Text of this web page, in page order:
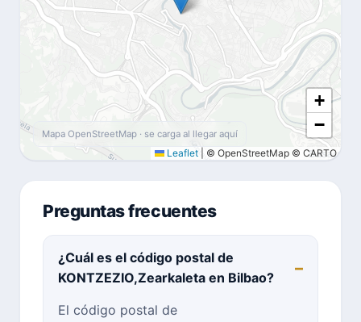
+
−
Leaflet © OpenStreetMap © CARTO
Mapa OpenStreetMap · se carga al llegar aquí
Preguntas frecuentes
¿Cuál es el código postal de
KONTZEZIO,Zearkaleta en Bilbao?
El código postal de